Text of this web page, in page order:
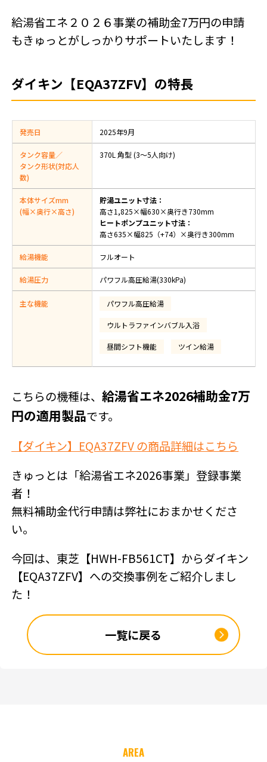
給湯省エネ２０２６事業の補助金7万円の申請
もきゅっとがしっかりサポートいたします！
ダイキン【EQA37ZFV】の特長
発売日 2025年9月
タンク容量／
タンク形状(対応人
数)
370L 角型 (3〜5人向け)
本体サイズmm
(幅×奥行×高さ)
貯湯ユニット寸法：
高さ1,825×幅630×奥行き730mm
ヒートポンプユニット寸法：
高さ635×幅825（+74）×奥行き300mm
給湯機能 フルオート
給湯圧力 パワフル高圧給湯(330kPa)
主な機能 パワフル高圧給湯
ウルトラファインバブル入浴
昼間シフト機能 ツイン給湯
こちらの機種は、給湯省エネ2026補助金7万
円の適用製品です。
【ダイキン】EQA37ZFV の商品詳細はこちら
きゅっとは「給湯省エネ2026事業」登録事業
者！
無料補助金代行申請は弊社におまかせくださ
い。
今回は、東芝【HWH-FB561CT】からダイキン
【EQA37ZFV】への交換事例をご紹介しまし
た！
一覧に戻る
AREA